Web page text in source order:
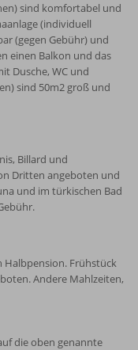
sind komfortabel und
(individuell
(gegen Gebühr) und
einen Balkon und das
Dusche, WC und
sind 50m2 groß und
Billard und
Dritten angeboten und
und im türkischen Bad
Halbpension. Frühstück
Andere Mahlzeiten,
die oben genannte